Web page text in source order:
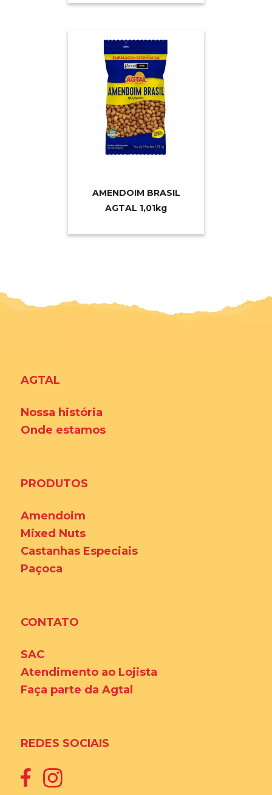
AMENDOIM BRASIL
AGTAL 1,01kg
AGTAL
Nossa história
Onde estamos
PRODUTOS
Amendoim
Mixed Nuts
Castanhas Especiais
Paçoca
CONTATO
SAC
Atendimento ao Lojista
Faça parte da Agtal
REDES SOCIAIS